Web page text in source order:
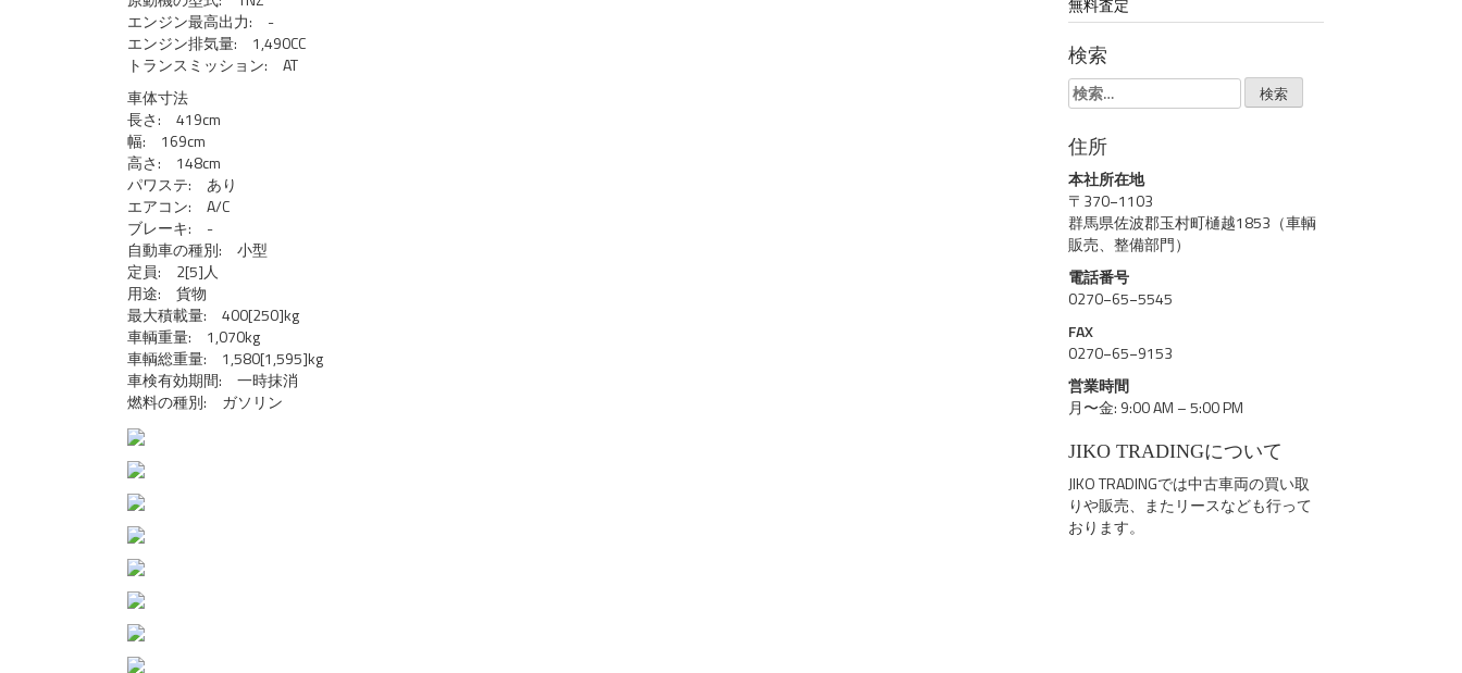
エンジン最高出力: -
エンジン排気量: 1,490CC
トランスミッション: AT
車体寸法
長さ: 419cm
幅: 169cm
高さ: 148cm
パワステ: あり
エアコン: A/C
ブレーキ: -
自動車の種別: 小型
定員: 2[5]人
用途: 貨物
最大積載量: 400[250]kg
車輌重量: 1,070kg
車輌総重量: 1,580[1,595]kg
車検有効期間: 一時抹消
燃料の種別: ガソリン
無料査定
検索
検
索:
住所
本社所在地
〒370−1103
群馬県佐波郡玉村町樋越1853（車輌
販売、整備部門）
電話番号
0270−65−5545
FAX
0270−65−9153
営業時間
月〜金: 9:00 AM – 5:00 PM
JIKO TRADINGについて
JIKO TRADINGでは中古車両の買い取
りや販売、またリースなども行って
おります。